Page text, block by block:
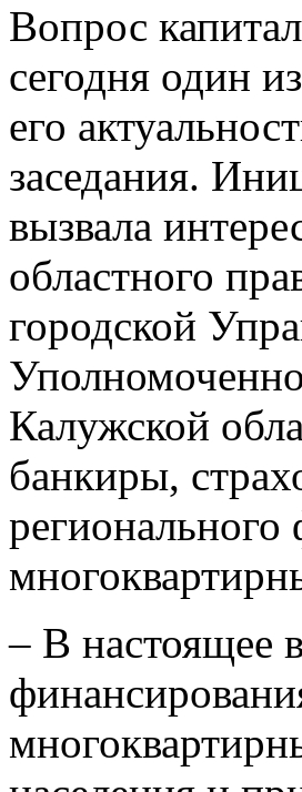
Вопрос
сегодня один
его
заседания.
вызвала
областного
городской
Калужской
банкиры,
регионального
– В настоящее